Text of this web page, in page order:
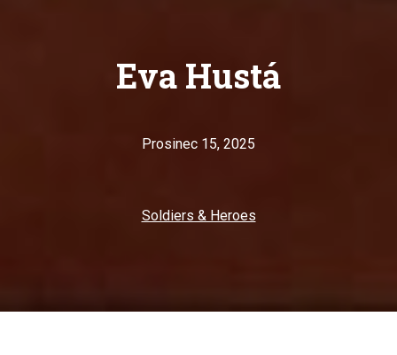
Eva Hustá
Prosinec 15, 2025
Soldiers & Heroes